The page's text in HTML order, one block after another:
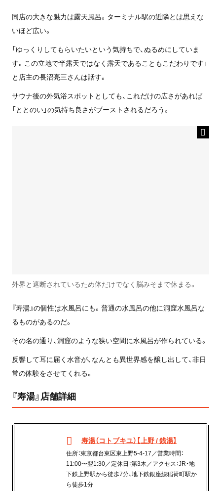
同店の大きな魅力は露天風呂。ターミナル駅の近隣とは思えな
いほど広い。
「ゆっくりしてもらいたいという気持ちで、ぬるめにしていま
す。この立地で半露天ではなく露天であることもこだわりです」
と店主の長沼亮三さんは話す。
サウナ後の外気浴スポットとしても、これだけの広さがあれば
「ととのい」の気持ち良さがブーストされるだろう。
外界と遮断されているため体だけでなく脳みそまで休まる。
『寿湯』の個性は水風呂にも。普通の水風呂の他に洞窟水風呂な
るものがあるのだ。
その名の通り、洞窟のような狭い空間に水風呂が作られている。
反響して耳に届く水音が、なんとも異世界感を醸し出して、非日
常の体験をさせてくれる。
『寿湯』店舗詳細
寿湯（コトブキユ）【上野 / 銭湯】
住所：東京都台東区東上野5-4-17／営業時間：
11:00〜翌1:30／定休日：第3木／アクセス：JR・地
下鉄上野駅から徒歩7分、地下鉄銀座線稲荷町駅か
ら徒歩1分